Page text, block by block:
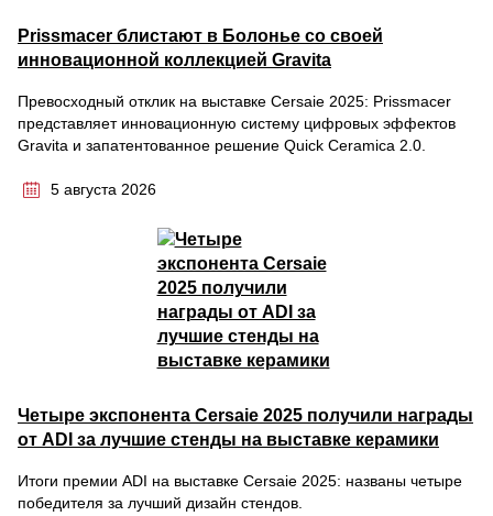
Prissmacer блистают в Болонье со своей
инновационной коллекцией Gravita
Превосходный отклик на выставке Cersaie 2025: Prissmacer
представляет инновационную систему цифровых эффектов
Gravita и запатентованное решение Quick Ceramica 2.0.
5 августа 2026
Четыре экспонента Cersaie 2025 получили награды
от ADI за лучшие стенды на выставке керамики
Итоги премии ADI на выставке Cersaie 2025: названы четыре
победителя за лучший дизайн стендов.